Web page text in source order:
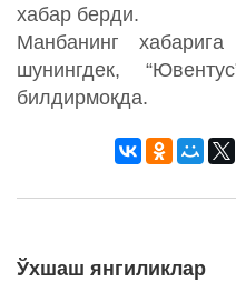
хабар берди.
Манбанинг
шунингдек,
билдирмоқда.
Ўхшаш янгиликлар